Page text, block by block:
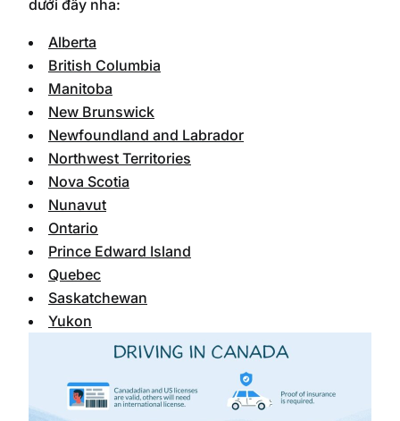
dưới đây nha:
Alberta
British Columbia
Manitoba
New Brunswick
Newfoundland and Labrador
Northwest Territories
Nova Scotia
Nunavut
Ontario
Prince Edward Island
Quebec
Saskatchewan
Yukon